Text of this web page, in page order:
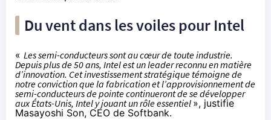
Du vent dans les voiles pour Intel
« Les semi-conducteurs sont au cœur de toute industrie.
Depuis plus de 50 ans, Intel est un leader reconnu en matière
d’innovation. Cet investissement stratégique témoigne de
notre conviction que la fabrication et l’approvisionnement de
semi-conducteurs de pointe continueront de se développer
aux États-Unis, Intel y jouant un rôle essentiel », justifie
Masayoshi Son, CEO de Softbank.